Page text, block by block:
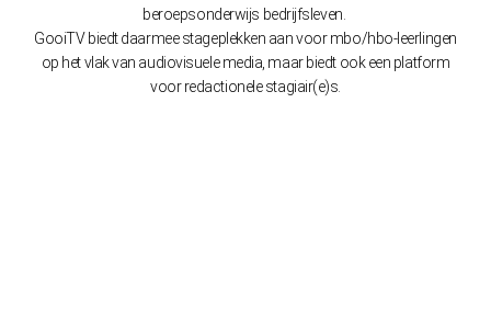
beroepsonderwijs bedrijfsleven.
GooiTV biedt daarmee stageplekken aan voor mbo/hbo-leerlingen
op het vlak van audiovisuele media, maar biedt ook een platform
voor redactionele stagiair(e)s.